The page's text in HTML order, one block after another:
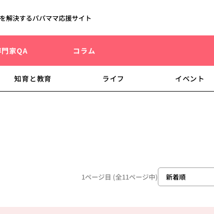
解決するパパママ応援サイト
門家QA コラム
知育と教育 ライフ イベント
1ページ目 (全11ページ中)